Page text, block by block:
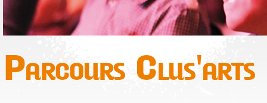
Parcours Clus'arts